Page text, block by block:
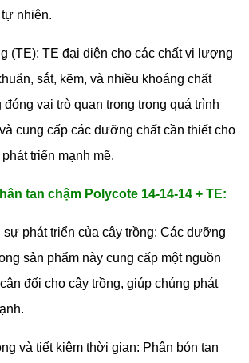
nhiên.
(TE): TE đại diện cho các chất vi lượng
sắt, kẽm, và nhiều khoáng chất
đóng vai trò quan trọng trong quá trình
cung cấp các dưỡng chất cần thiết cho
triển mạnh mẽ.
tan chậm Polycote 14-14-14 + TE:
phát triển của cây trồng: Các dưỡng
sản phẩm này cung cấp một nguồn
đối cho cây trồng, giúp chúng phát
và tiết kiệm thời gian: Phân bón tan